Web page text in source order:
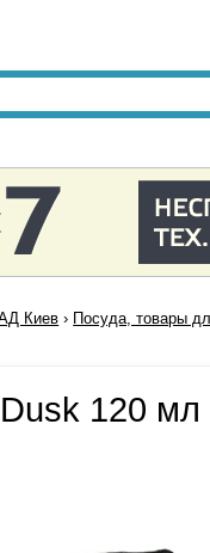
Киев › Посуда, товары
120 мл